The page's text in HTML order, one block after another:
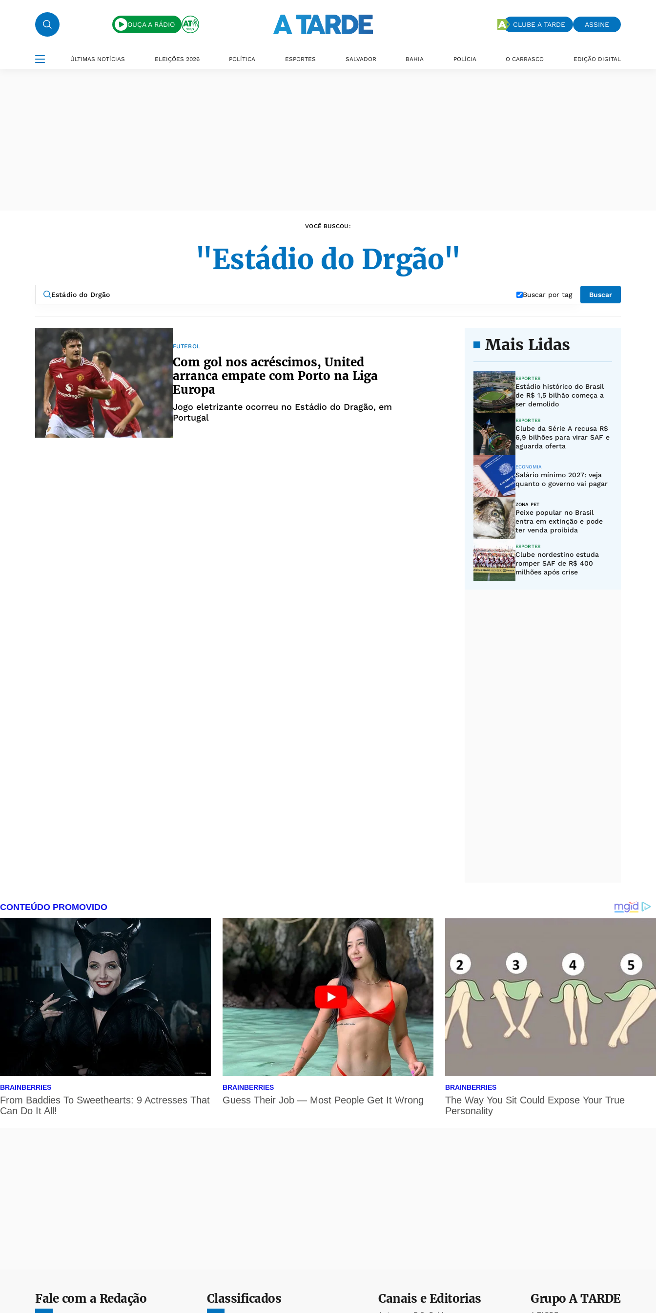
OUÇA A RÁDIO CLUBE A TARDE ASSINE
ÚLTIMAS NOTÍCIAS ELEIÇÕES 2026 POLÍTICA ESPORTES SALVADOR BAHIA POLÍCIA O CARRASCO EDIÇÃO DIGITAL
VOCÊ BUSCOU:
"Estádio do Drgão"
Buscar por tag Buscar
FUTEBOL
Com gol nos acréscimos, United
arranca empate com Porto na Liga
Europa
Jogo eletrizante ocorreu no Estádio do Dragão, em
Portugal
Mais Lidas
ESPORTES
Estádio histórico do Brasil
de R$ 1,5 bilhão começa a
ser demolido
ESPORTES
Clube da Série A recusa R$
6,9 bilhões para virar SAF e
aguarda oferta
ECONOMIA
Salário mínimo 2027: veja
quanto o governo vai pagar
ZONA PET
Peixe popular no Brasil
entra em extinção e pode
ter venda proibida
ESPORTES
Clube nordestino estuda
romper SAF de R$ 400
milhões após crise
Fale com a Redação Classificados Canais e Editorias GrupoA TARDE